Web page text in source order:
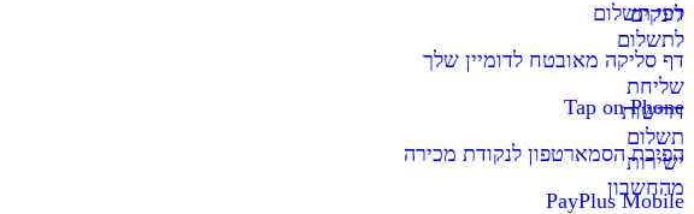
לינקים
לתשלום
שליחת
דרישות
תשלום
ישירות
מהחשבון
דפי תשלום
דף סליקה מאובטח לדומיין שלך
Tap on Phone
הפיכת הסמארטפון לנקודת מכירה
PayPlus Mobile